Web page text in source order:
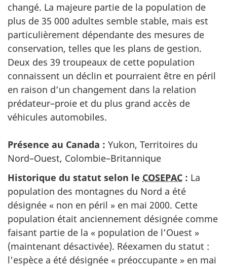
changé. La majeure partie de la population de
plus de 35 000 adultes semble stable, mais est
particulièrement dépendante des mesures de
conservation, telles que les plans de gestion.
Deux des 39 troupeaux de cette population
connaissent un déclin et pourraient être en péril
en raison d’un changement dans la relation
prédateur–proie et du plus grand accès de
véhicules automobiles.
Présence au Canada : Yukon, Territoires du
Nord–Ouest, Colombie–Britannique
Historique du statut selon le COSEPAC : La
population des montagnes du Nord a été
désignée « non en péril » en mai 2000. Cette
population était anciennement désignée comme
faisant partie de la « population de l’Ouest »
(maintenant désactivée). Réexamen du statut :
l'espèce a été désignée « préoccupante » en mai